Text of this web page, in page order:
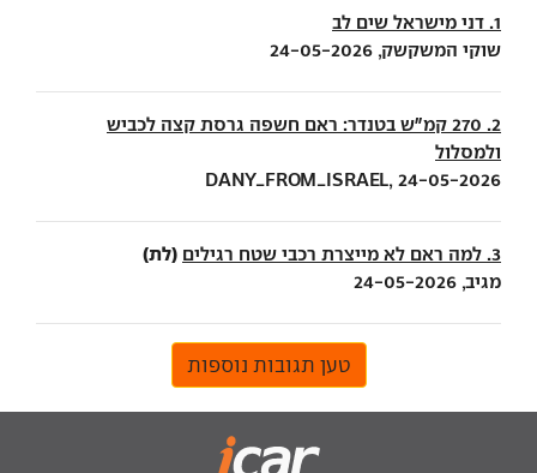
1. דני מישראל שים לב
שוקי המשקשק, 24-05-2026
2. 270 קמ"ש בטנדר: ראם חשפה גרסת קצה לכביש
ולמסלול
DANY_FROM_ISRAEL, 24-05-2026
3. למה ראם לא מייצרת רכבי שטח רגילים (לת)
מגיב, 24-05-2026
טען תגובות נוספות